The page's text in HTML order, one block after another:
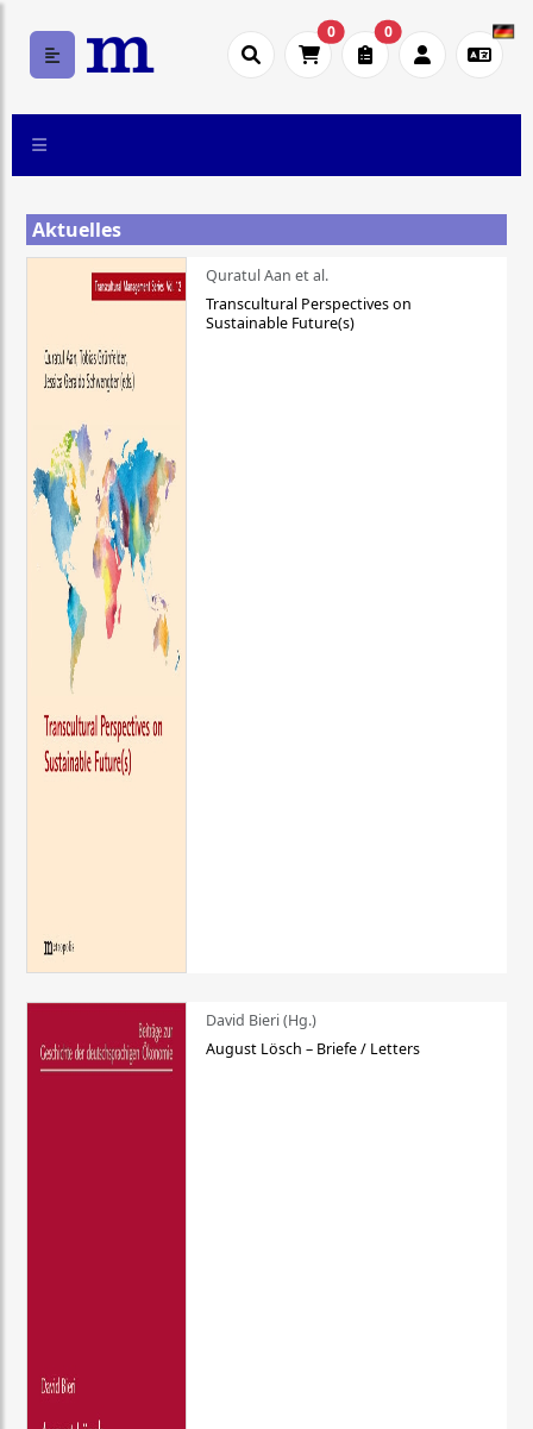
0 0
Aktuelles
Quratul Aan et al.
Transcultural Perspectives on
Sustainable Future(s)
David Bieri (Hg.)
August Lösch – Briefe / Letters